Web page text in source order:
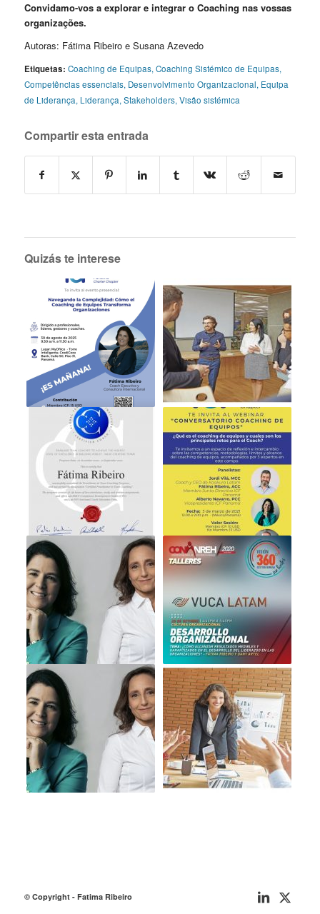
Convidamo-vos a explorar e integrar o Coaching nas vossas
organizações.
Autoras: Fátima Ribeiro e Susana Azevedo
Etiquetas: Coaching de Equipas, Coaching Sistémico de Equipas,
Competências essenciais, Desenvolvimento Organizacional, Equipa
de Liderança, Liderança, Stakeholders, Visão sistémica
Compartir esta entrada
Quizás te interese
© Copyright - Fatima Ribeiro